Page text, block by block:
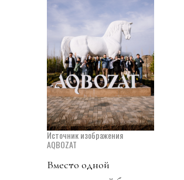
Источник изображения
AQBOZAT
Вместо одной